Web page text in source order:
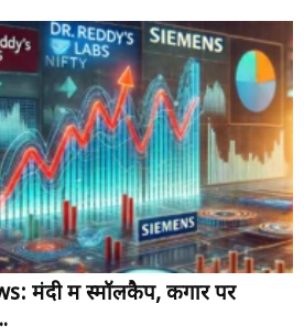
मंदी में स्मॉलकैप, कगार पर